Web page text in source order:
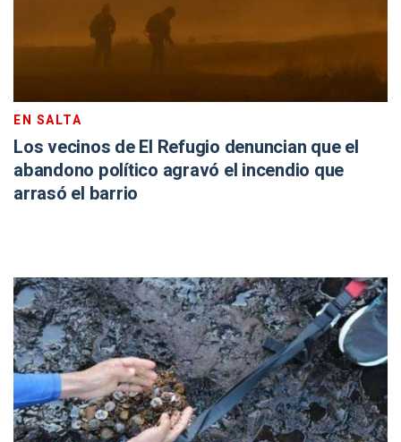
EN SALTA
Los vecinos de El Refugio denuncian que el
abandono político agravó el incendio que
arrasó el barrio